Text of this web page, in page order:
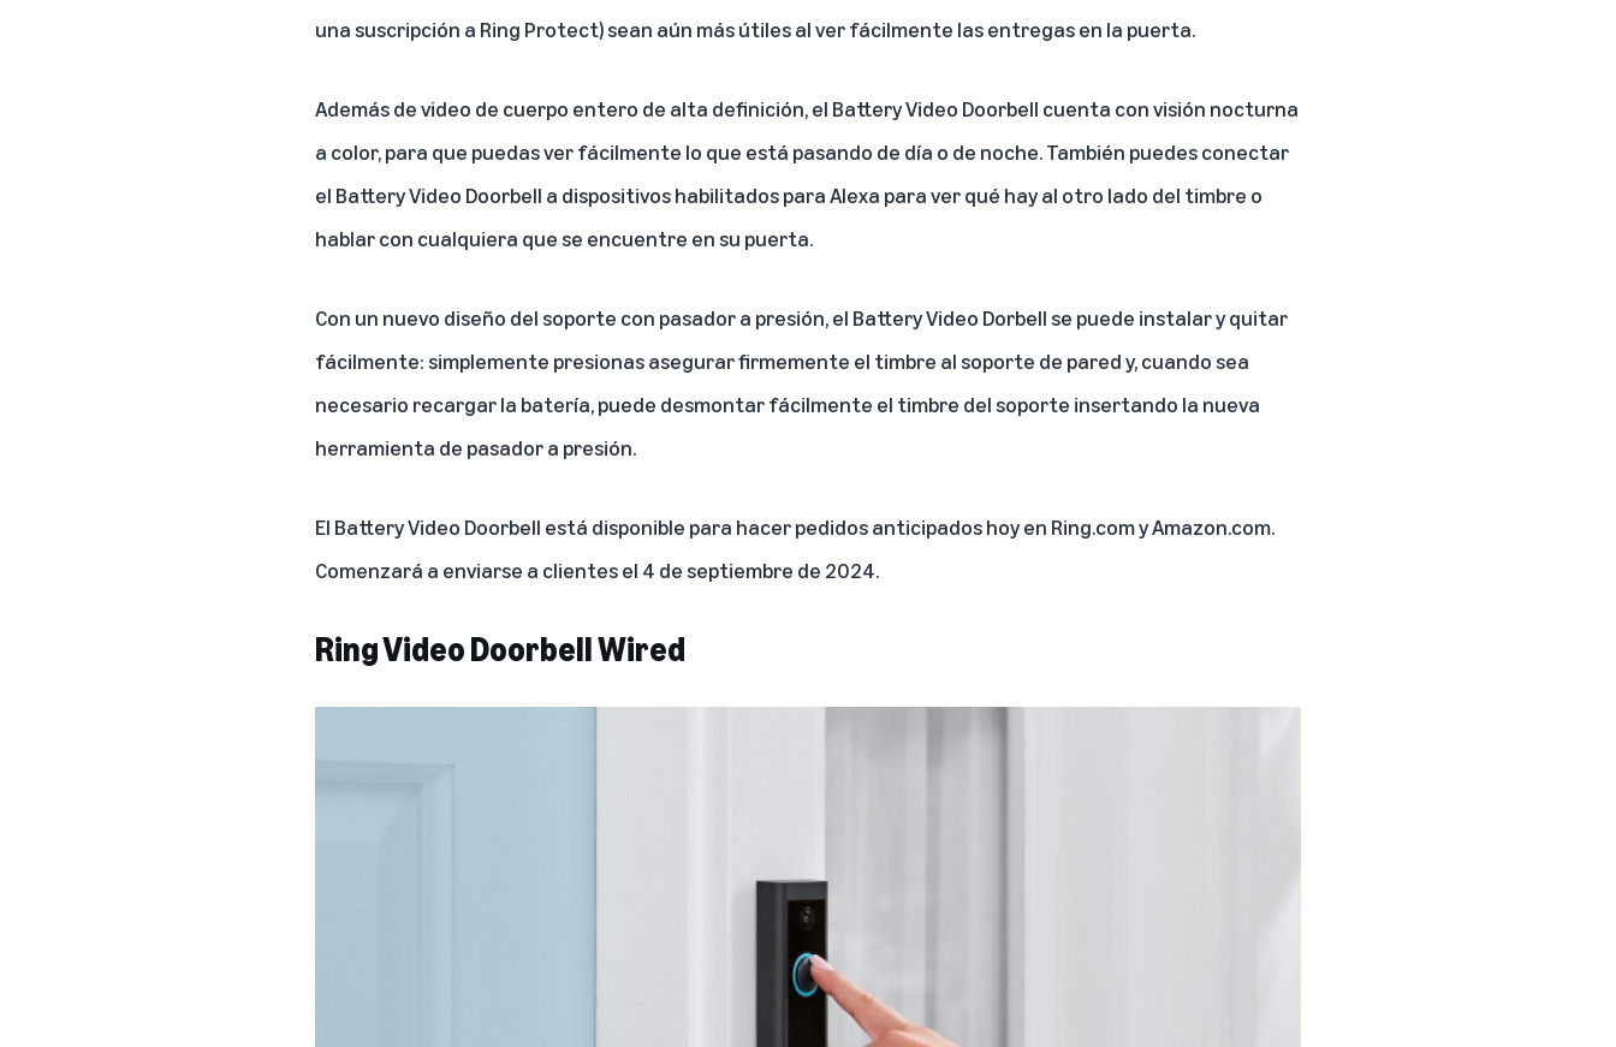
una suscripción a Ring Protect) sean aún más útiles al ver fácilmente las entregas en la puerta.
Además de video de cuerpo entero de alta definición, el Battery Video Doorbell cuenta con visión nocturna
a color, para que puedas ver fácilmente lo que está pasando de día o de noche. También puedes conectar
el Battery Video Doorbell a dispositivos habilitados para Alexa para ver qué hay al otro lado del timbre o
hablar con cualquiera que se encuentre en su puerta.
Con un nuevo diseño del soporte con pasador a presión, el Battery Video Dorbell se puede instalar y quitar
fácilmente: simplemente presionas asegurar firmemente el timbre al soporte de pared y, cuando sea
necesario recargar la batería, puede desmontar fácilmente el timbre del soporte insertando la nueva
herramienta de pasador a presión.
El Battery Video Doorbell está disponible para hacer pedidos anticipados hoy en Ring.comyAmazon.com.
Comenzará a enviarse a clientes el 4 de septiembre de 2024.
Ring Video Doorbell Wired